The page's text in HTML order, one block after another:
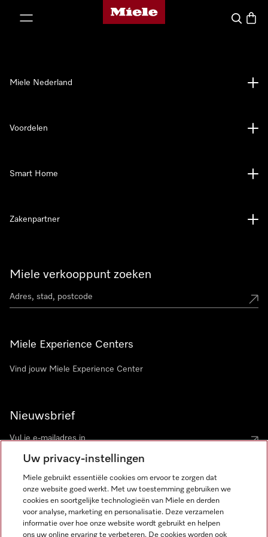
Homepage van Miele
Wat zoek
Miele verkooppunt zoeken
Miele Experience Centers
Vind jouw Miele Experience Center
Nieuwsbrief
Miele Nederland
Voordelen
Smart Home
Zakenpartner
Miele op Instagram
Miele op Facebook
Miele op Youtube
Uw privacy-instellingen
Miele gebruikt essentiële cookies om ervoor te zorgen dat
onze website goed werkt. Met uw toestemming gebruiken we
cookies en soortgelijke technologieën van Miele en derden
voor analyse, marketing en personalisatie. Deze verzamelen
informatie over hoe onze website wordt gebruikt en helpen
ons uw online ervaring te verbeteren. De cookies worden ook